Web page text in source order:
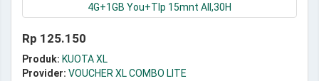
Rp 125.150
Produk: KUOTA XL
Provider: VOUCHER XL COMBO LITE